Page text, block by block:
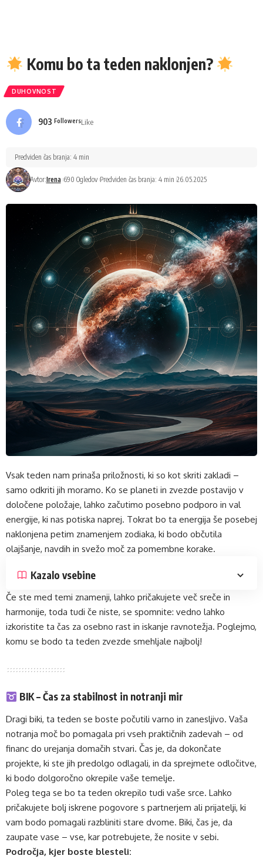
Komu bo ta teden naklonjen?
DUHOVNOST
903 FollowersLike
Avtor:Irena 690 Ogledov Predviden čas branja: 4 min 26.05.2025
Predviden čas branja: 4 min
Vsak teden nam prinaša priložnosti, ki so kot skriti zakladi –
samo odkriti jih moramo. Ko se planeti in zvezde postavijo v
določene položaje, lahko začutimo posebno podporo in val
energije, ki nas potiska naprej. Tokrat bo ta energija še posebej
naklonjena petim znamenjem zodiaka, ki bodo občutila
olajšanje, navdih in svežo moč za pomembne korake.
Kazalo vsebine
Če ste med temi znamenji, lahko pričakujete več sreče in
harmonije, toda tudi če niste, se spomnite: vedno lahko
izkoristite ta čas za osebno rast in iskanje ravnotežja. Poglejmo,
komu se bodo ta teden zvezde smehljale najbolj!
BIK – Čas za stabilnost in notranji mir
Dragi biki, ta teden se boste počutili varno in zanesljivo. Vaša
notranja moč bo pomagala pri vseh praktičnih zadevah – od
financ do urejanja domačih stvari. Čas je, da dokončate
projekte, ki ste jih predolgo odlagali, in da sprejmete odločitve,
ki bodo dolgoročno okrepile vaše temelje.
Poleg tega se bo ta teden okrepilo tudi vaše srce. Lahko
pričakujete bolj iskrene pogovore s partnerjem ali prijatelji, ki
vam bodo pomagali razbliniti stare dvome. Biki, čas je, da
zaupate vase – vse, kar potrebujete, že nosite v sebi.
Področja, kjer boste blesteli: